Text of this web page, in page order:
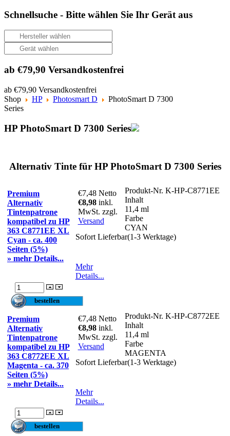
Schnellsuche - Bitte wählen Sie Ihr Gerät aus
ab €79,90 Versandkostenfrei
ab €79,90 Versandkostenfrei
Shop
HP Photosmart D
PhotoSmart D 7300
Series
HP PhotoSmart D 7300 Series
Alternativ Tinte für HP PhotoSmart D 7300 Series
Premium
Alternativ
Tintenpatrone
kompatibel zu HP
363 C8771EE XL
Cyan - ca. 400
Seiten (5%)
» mehr Details...
€7,48 Netto
€8,98 inkl.
MwSt. zzgl.
Versand
Produkt-Nr. K-HP-C8771EE
Inhalt
11,4 ml
Farbe
CYAN
Sofort Lieferbar(1-3 Werktage)
Mehr
Details...
Premium
Alternativ
Tintenpatrone
kompatibel zu HP
363 C8772EE XL
Magenta - ca. 370
Seiten (5%)
» mehr Details...
€7,48 Netto
€8,98 inkl.
MwSt. zzgl.
Versand
Produkt-Nr. K-HP-C8772EE
Inhalt
11,4 ml
Farbe
MAGENTA
Sofort Lieferbar(1-3 Werktage)
Mehr
Details...